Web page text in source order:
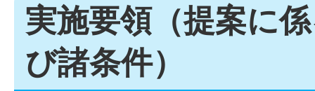
実施要領（提案に
び諸条件）